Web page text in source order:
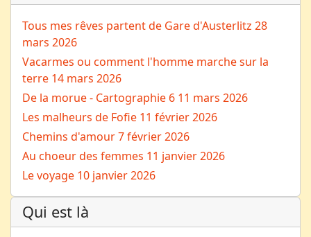
Tous mes rêves partent de Gare d'Austerlitz 28
mars 2026
Vacarmes ou comment l'homme marche sur la
terre 14 mars 2026
De la morue - Cartographie 6 11 mars 2026
Les malheurs de Fofie 11 février 2026
Chemins d'amour7 février 2026
Au choeur des femmes 11 janvier 2026
Le voyage 10 janvier 2026
Qui est là